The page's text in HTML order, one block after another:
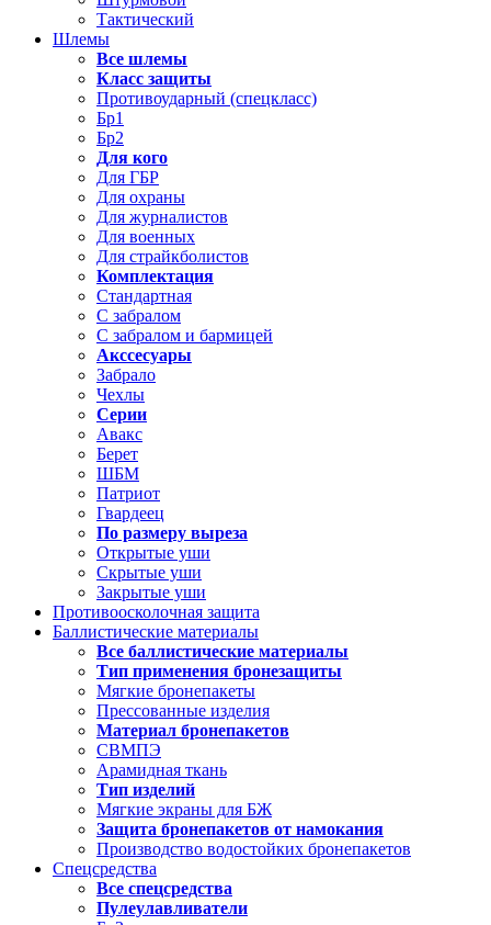
Тактический
Шлемы
Все шлемы
Класс защиты
Противоударный (спецкласс)
Бр1
Бр2
Для кого
Для ГБР
Для охраны
Для журналистов
Для военных
Для страйкболистов
Комплектация
Стандартная
С забралом
С забралом и бармицей
Акссесуары
Забрало
Чехлы
Серии
Авакс
Берет
ШБМ
Патриот
Гвардеец
По размеру выреза
Открытые уши
Скрытые уши
Закрытые уши
Противоосколочная защита
Баллистические материалы
Все баллистические материалы
Тип применения бронезащиты
Мягкие бронепакеты
Прессованные изделия
Материал бронепакетов
СВМПЭ
Арамидная ткань
Тип изделий
Мягкие экраны для БЖ
Защита бронепакетов от намокания
Производство водостойких бронепакетов
Спецсредства
Все спецсредства
Пулеулавливатели